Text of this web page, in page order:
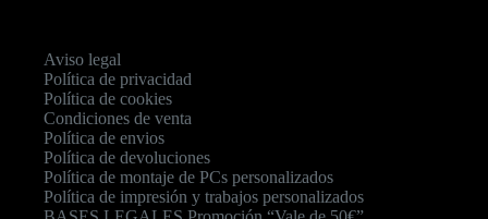
Aviso legal
Política de privacidad
Política de cookies
Condiciones de venta
Política de envios
Política de devoluciones
Política de montaje de PCs personalizados
Política de impresión y trabajos personalizados